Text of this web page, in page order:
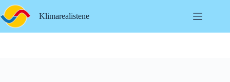
Hopp
til
innholdet
Klimarealistene